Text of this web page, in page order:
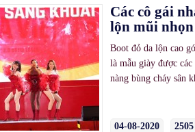
Các cô gái
lộn mũi
Boot đỏ da lộn cao
là mẫu giày được
nàng bùng cháy sân
04-08-2020